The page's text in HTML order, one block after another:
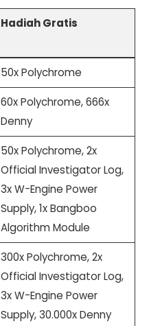
Hadiah Gratis
50x Polychrome
60x Polychrome, 666x
Denny
50x Polychrome, 2x
Official Investigator Log,
3x W-Engine Power
Supply, 1x Bangboo
Algorithm Module
300x Polychrome, 2x
Official Investigator Log,
3x W-Engine Power
Supply, 30.000x Denny